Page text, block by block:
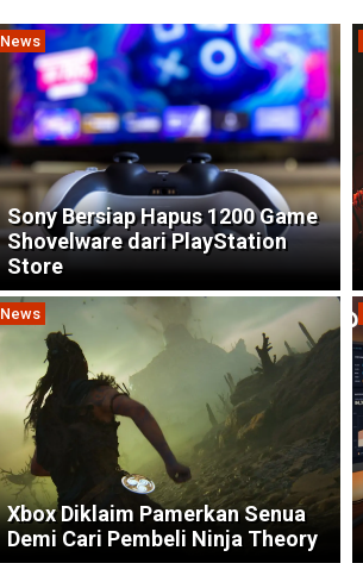
News
Sony Bersiap Hapus 1200 Game
Shovelware dari PlayStation
Store
News
Xbox Diklaim Pamerkan Senua
Demi Cari Pembeli Ninja Theory